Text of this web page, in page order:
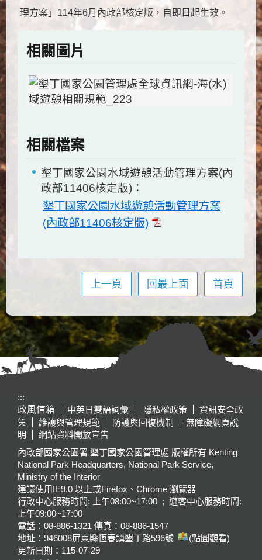
理方案」114年6月內政部核定版，自即日起生效。
相關圖片
相關檔案
墾丁國家公園水域遊憩活動管理方案(內
政部11406核定版)：
墾丁國家公園水域遊憩活動管理方案
(內政部11406核定版)
上一頁 回最上面 首頁
:::
政風信箱
中英日雙語詞彙 隱私權政策
資訊安全政
策
維護與管理規範 防護與回復機制
無障礙網頁說
明
網站資料開放宣告
內政部國家公園署 墾丁國家公園管理處 版權所有 Kenting
National Park Headquarters, National Park Service,
Ministry of the Interior
建議使用IE9.0 以上或Firefox、Chrome 瀏覽器
行政中心服務時間: 上午08:00~17:00 ; 遊客中心服務時間:
上午09:00~17:00
電話：08-886-1321 傳真：08-886-1547
地址：946008屏東縣恆春鎮墾丁路596號
(點圖觀看)
更新日期： 115-07-29